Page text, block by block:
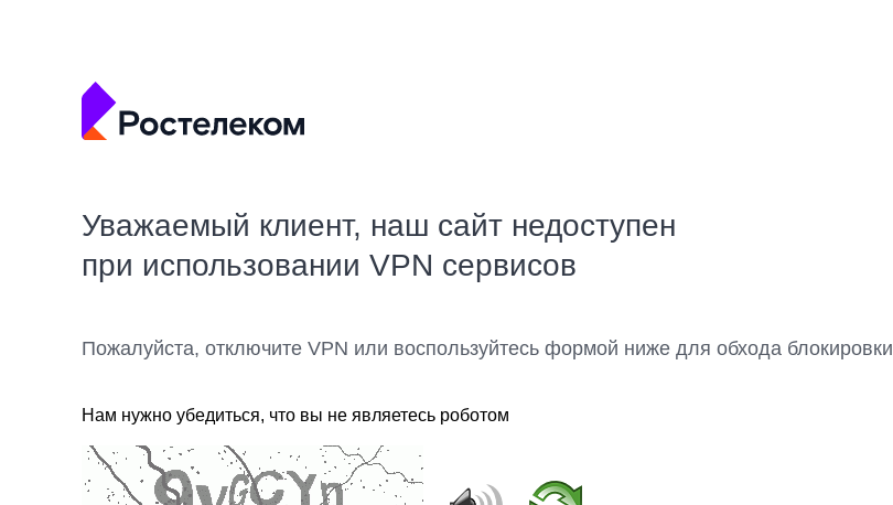
Уважаемый клиент, наш сайт недоступен
при использовании VPN сервисов
Пожалуйста, отключите VPN или воспользуйтесь формой ниже для обхода блокировки
Нам нужно убедиться, что вы не являетесь роботом